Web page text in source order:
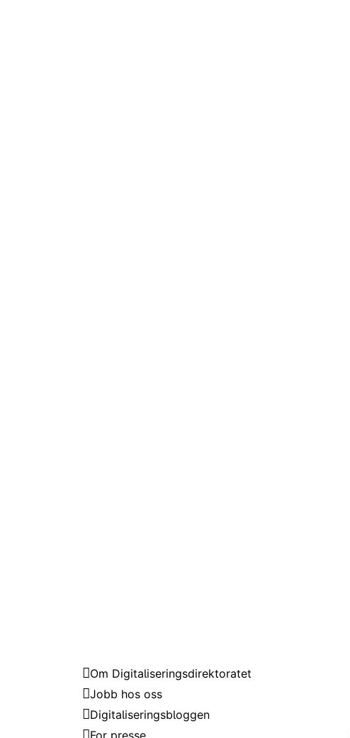
Om Digitaliseringsdirektoratet
Jobb hos oss
Digitaliseringsbloggen
For presse